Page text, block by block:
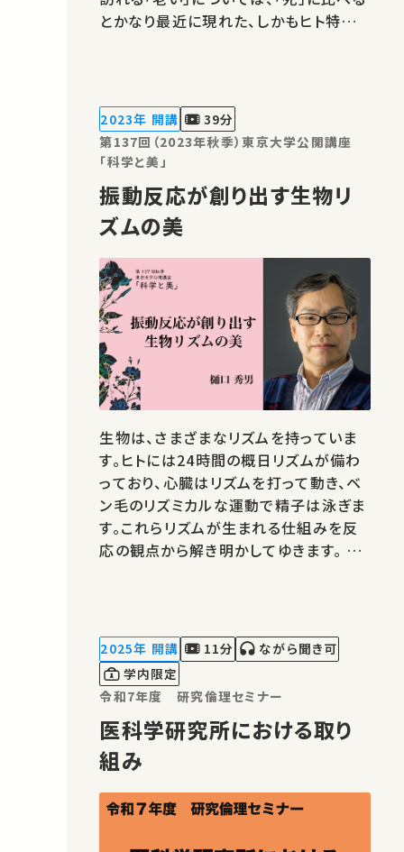
とかなり最近に現れた、しかもヒト特有
かの誰かの学びに繋がるかもしれませ
ん。 お気に入りの講義・…
2023年 開講
39分
第137回（2023年秋季）東京大学公開講座
「科学と美」
振動反応が創り出す生物リ
ズムの美
生物は、さまざまなリズムを持っていま
す。ヒトには24時間の概日リズムが備わ
っており、心臓はリズムを打って動き、ベ
ン毛のリズミカルな運動で精子は泳ぎま
す。これらリズムが生まれる仕組みを反
応の観点から解き明かしてゆきます。 ★
願いします。 運営・著作権処理・映像編
集：東京大学 大学総合教育研…
2025年 開講 11分
ながら聞き可
学内限定
令和7年度 研究倫理セミナー
医科学研究所における取り
組み